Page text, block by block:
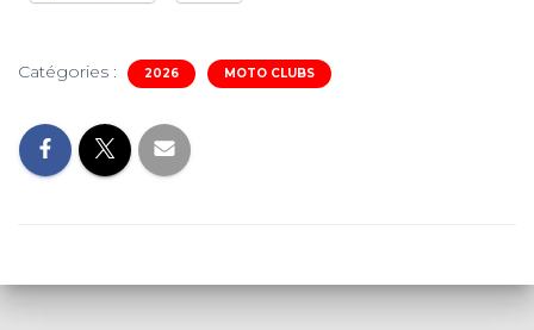
Catégories : 2026 MOTO CLUBS